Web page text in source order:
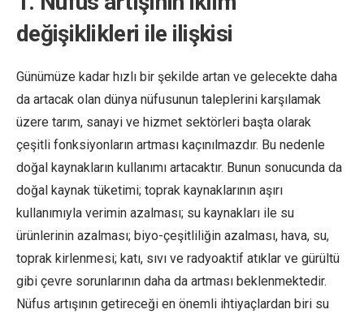
değişiklikleri ile ilişkisi
Günümüze kadar hızlı bir şekilde artan ve gelecekte daha
da artacak olan dünya nüfusunun taleplerini karşılamak
üzere tarım, sanayi ve hizmet sektörleri başta olarak
çeşitli fonksiyonların artması kaçınılmazdır. Bu nedenle
doğal kaynakların kullanımı artacaktır. Bunun sonucunda da
doğal kaynak tüketimi; toprak kaynaklarının aşırı
kullanımıyla verimin azalması; su kaynakları ile su
ürünlerinin azalması; biyo-çeşitliliğin azalması, hava, su,
toprak kirlenmesi; katı, sıvı ve radyoaktif atıklar ve gürültü
gibi çevre sorunlarının daha da artması beklenmektedir.
Nüfus artışının getireceği en önemli ihtiyaçlardan biri su